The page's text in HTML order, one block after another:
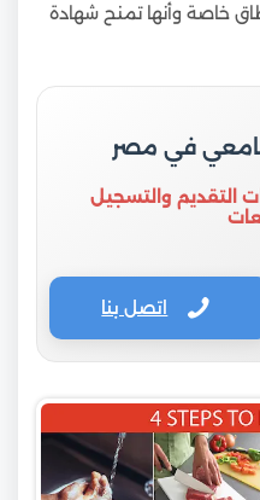
خاصة وأنها تمنح شهادة
في مصر
التقديم والتسجيل
اتصل بنا